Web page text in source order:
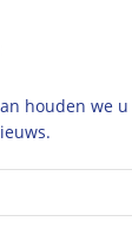
houden we